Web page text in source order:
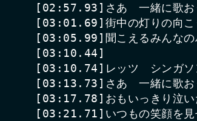
[02:57.93]さあ　一緒に歌お
[03:01.69]街中の灯りの向こ
[03:05.99]聞こえるみんなの
[03:10.44]
[03:10.74]レッツ　シンガ
[03:13.73]さあ　一緒に歌お
[03:17.78]おもいっきり泣い
[03:21.71]いつもの笑顔を見